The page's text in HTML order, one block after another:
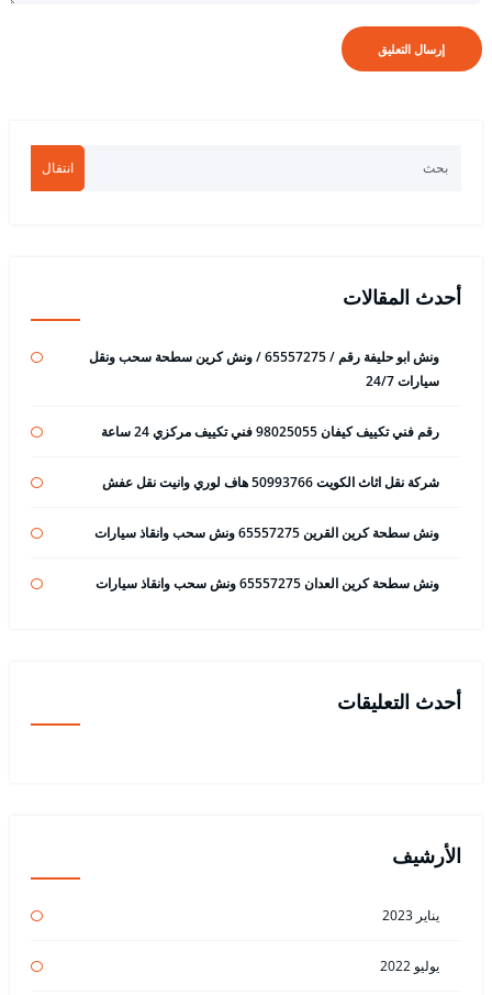
انتقال
أحدث المقالات
ونش ابو حليفة رقم / 65557275 / ونش كرين سطحة سحب ونقل
سيارات 24/7
رقم فني تكييف كيفان 98025055 فني تكييف مركزي 24 ساعة
شركة نقل اثاث الكويت 50993766 هاف لوري وانيت نقل عفش
ونش سطحة كرين القرين 65557275 ونش سحب وانقاذ سيارات
ونش سطحة كرين العدان 65557275 ونش سحب وانقاذ سيارات
أحدث التعليقات
الأرشيف
يناير 2023
يوليو 2022